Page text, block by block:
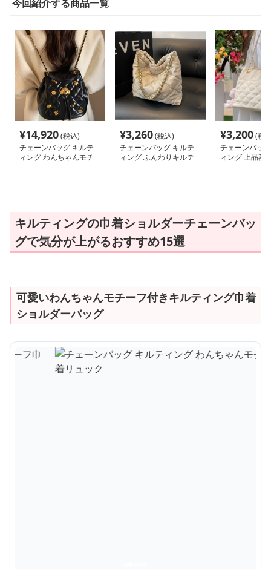
今回紹介する商品一覧
¥14,920(税込)
チェーンバッグ キルテ
ィング わんちゃんモチ
¥3,260(税込)
チェーンバッグ キルテ
ィング ふんわりキルテ
¥3,200(税
チェーンバッ
ィング 上品菱
キルティングの巾着ショルダーチェーンバッ
グで気分が上がるおすすめ15選
可愛いわんちゃんモチーフ付きキルティング巾着
ショルダーバッグ